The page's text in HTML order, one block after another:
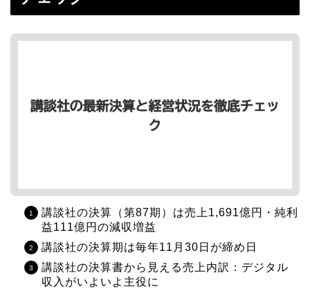
講談社の決算（第87期）は売上1,691億円・純利
益111億円の減収増益
講談社の決算期は毎年11月30日が締め日
講談社の決算書から見える売上内訳：デジタル
収入がいよいよ主役に